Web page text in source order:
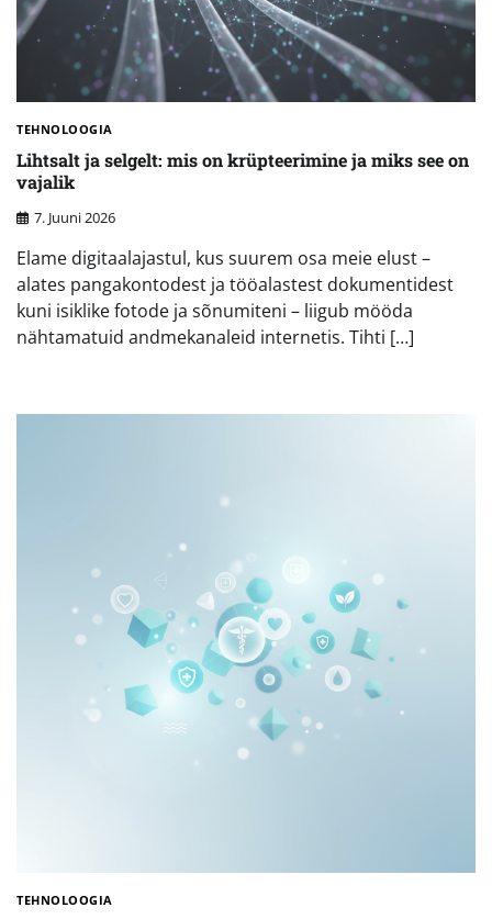
TEHNOLOOGIA
Lihtsalt ja selgelt: mis on krüpteerimine ja miks see on
vajalik
7. Juuni 2026
Elame digitaalajastul, kus suurem osa meie elust –
alates pangakontodest ja tööalastest dokumentidest
kuni isiklike fotode ja sõnumiteni – liigub mööda
nähtamatuid andmekanaleid internetis. Tihti […]
TEHNOLOOGIA